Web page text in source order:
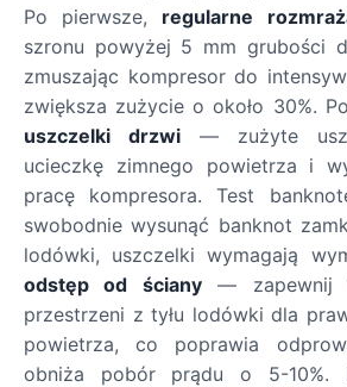
Po pierwsze, regularne
szronu powyżej 5 mm grubości
zmuszając kompresor do
zwiększa zużycie o około 30%.
uszczelki drzwi — zużyte
ucieczkę zimnego powietrza i
pracę kompresora. Test
swobodnie wysunąć banknot
lodówki, uszczelki wymagają
odstęp od ściany— zapewnij
przestrzeni z tyłu lodówki dla
powietrza, co poprawia
obniża pobór prądu o 5-10%.